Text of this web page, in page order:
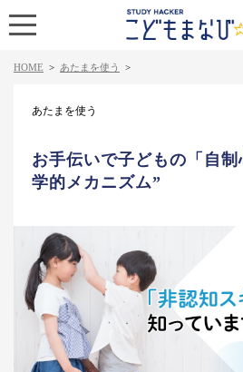
HOME > あたまを使う >
あたまを使う
お手伝いで子どもの「自
学的メカニズム”